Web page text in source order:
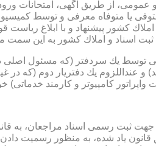
متوفی یا متوفاه معرفی و توسط
ثبت اسناد و املاك كشور به این
اسناد رسمی توسط یك سردفتر (كه
و عنداللزوم یك دفتریار دوم (كه در
كامپیوتر و كارمند خدماتی)